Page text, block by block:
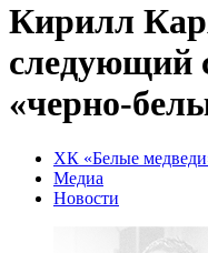
Кирилл
следующий
«черно-
ХК «Белые
Медиа
Новости